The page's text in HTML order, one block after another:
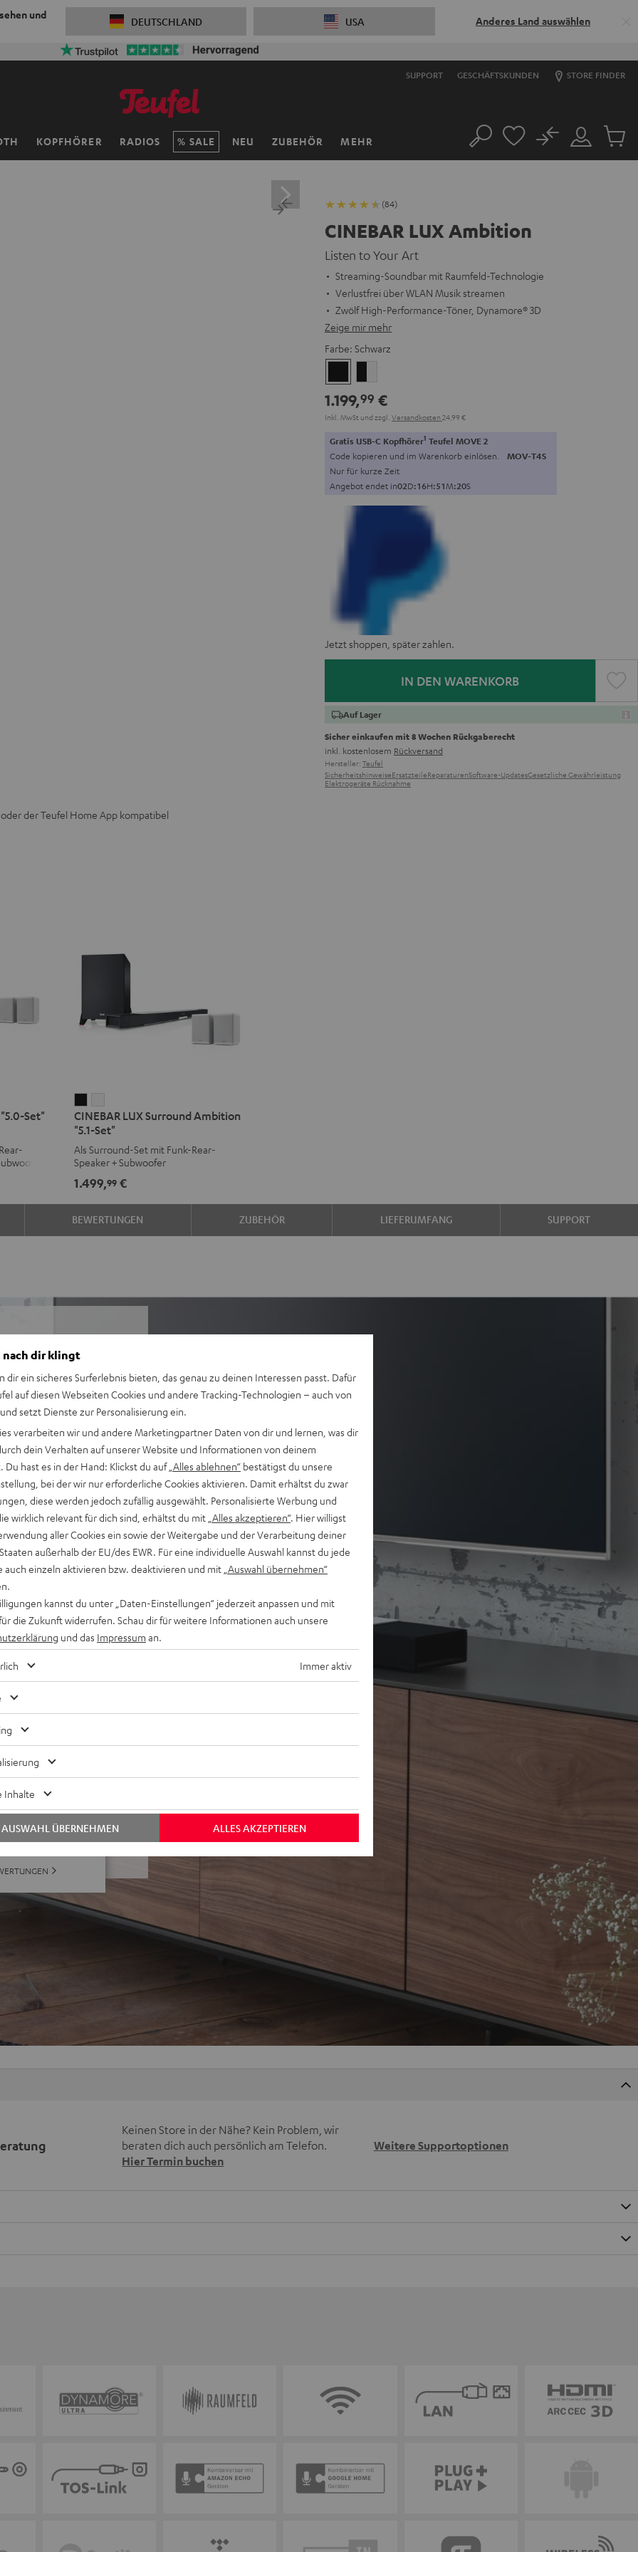
und
DEUTSCHLAND USA Anderes Land auswählen
SUPPORT GESCHÄFTSKUNDEN STORE FINDER
KOPFHÖRER RADIOS SALE NEU ZUBEHÖR MEHR Suche
Mein
Konto
No
Artikel
(84)
CINEBAR LUX Ambition
Listen to Your Art
Streaming-Soundbar mit Raumfeld-Technologie
Verlustfrei über WLAN Musik streamen
Zwölf High-Performance-Töner, Dynamore® 3D
Zeige mir mehr
Farbe: Schwarz
Weiß
1.199,99 €
Inkl. MwSt und zzgl. Versandkosten 24,99 €
Gratis USB-C Kopfhörer1 Teufel MOVE 2
Code kopieren und im Warenkorb einlösen. MOV-T4S
Nur für kurze Zeit
Angebot endet in02D:16H:51M:18S
Jetzt shoppen, später zahlen.
IN DEN WARENKORB
Auf Lager
Sicher einkaufen mit 8 Wochen Rückgaberecht
inkl. kostenlosem Rückversand
Hersteller: Teufel
SicherheitshinweiseErsatzteileReparaturenSoftware-UpdatesGesetzliche Gewährleistung
Elektrogeräte Rücknahme
der Teufel Home App kompatibel
Set"
LUX
Surround
Ambition
"5.1-
Set"
Schwarz
LUX
Surround
Ambition
"5.1-
Set"
Weiß
CINEBAR LUX Surround Ambition
"5.1-Set"
Als Surround-Set mit Funk-Rear-
Speaker + Subwoofer
1.499,99€
BEWERTUNGEN ZUBEHÖR LIEFERUMFANG SUPPORT
Sound auch in großen
Wiedergabe auf
T 8 für Räume bis 35 m²
Hörerlebnisse
Speaker für
(verlustfrei, High
Free)
Ein-Kabel-Anschluss am
Nachtmodus
oder der Teufel Home
Keinen Store in der Nähe? Kein Problem, wir
beraten dich auch persönlich am Telefon.
Hier Termin buchen
Weitere Supportoptionen
nach dir klingt
dir ein sicheres Surferlebnis bieten, das genau zu deinen Interessen passt. Dafür
auf diesen Webseiten Cookies und andere Tracking-Technologien – auch von
setzt Dienste zur Personalisierung ein.
verarbeiten wir und andere Marketingpartner Daten von dir und lernen, was dir
dein Verhalten auf unserer Website und Informationen von deinem
Du hast es in der Hand: Klickst du auf „Alles ablehnen“ bestätigst du unsere
bei der wir nur erforderliche Cookies aktivieren. Damit erhältst du zwar
diese werden jedoch zufällig ausgewählt. Personalisierte Werbung und
wirklich relevant für dich sind, erhältst du mit „Alles akzeptieren“. Hier willigst
aller Cookies ein sowie der Weitergabe und der Verarbeitung deiner
außerhalb der EU/des EWR. Für eine individuelle Auswahl kannst du jede
auch einzeln aktivieren bzw. deaktivieren und mit „Auswahl übernehmen“
kannst du unter „Daten-Einstellungen“ jederzeit anpassen und mit
die Zukunft widerrufen. Schau dir für weitere Informationen auch unsere
und das Impressum an.
Immer aktiv
Inhalte
ALLES AKZEPTIEREN
AUSWAHL ÜBERNEHMEN